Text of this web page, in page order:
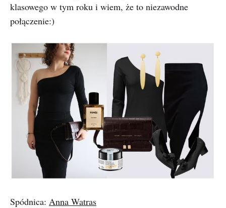
klasowego w tym roku i wiem, że to niezawodne
połączenie:)
Spódnica: Anna Watras